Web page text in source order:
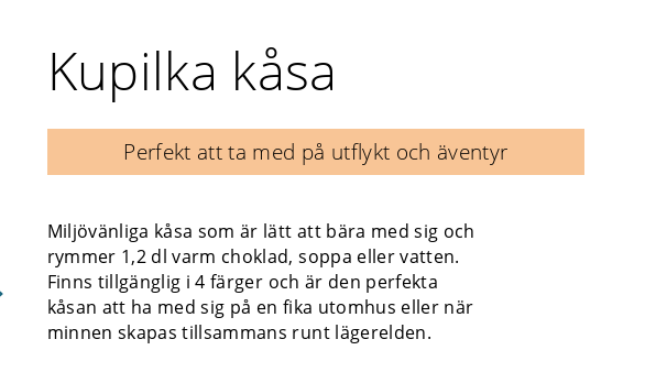
Kupilka kåsa
Perfekt att ta med på utflykt och äventyr
Miljövänliga kåsa som är lätt att bära med sig och
rymmer 1,2 dl varm choklad, soppa eller vatten.
Finns tillgänglig i 4 färger och är den perfekta
kåsan att ha med sig på en fika utomhus eller när
minnen skapas tillsammans runt lägerelden.